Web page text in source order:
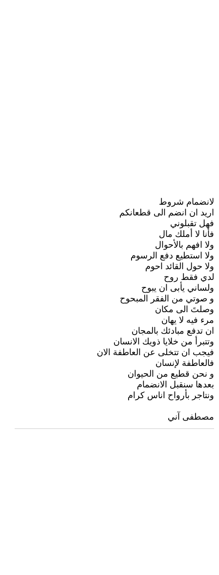
لانضمام شروط
اريد ان انضم الى قطعانكم
فهل تقبلوني
فأنا لا أملك مال
ولا افهم بالأحوال
ولا استطيع دفع الرسوم
ولا حول القائد احوم
لدي فقط روح
ولساني يأبى ان يبوح
و صوتي من الفقر المبحوح
وصلتَ الى مكان
مرء فيه لا يهان
ان تدفع مبادئك بالمجان
وتتبرأ من خلايا ذويك الانسان
فيجب ان تتخلى عن العاطفة الان
فالعاطفة لإنسان
و نحن قطيع من الحيوان
بعدها سنقبل الانضمام
ونتاجر بأرواح اناس كرام
مصطفى آني